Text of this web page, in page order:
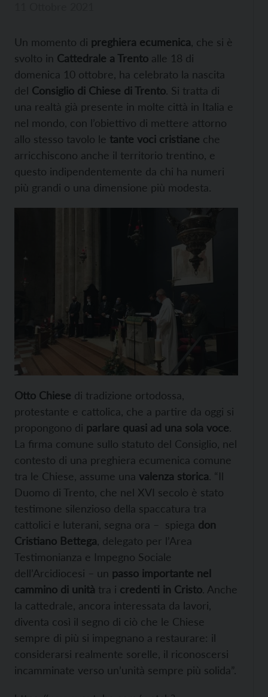
Un momento di preghiera ecumenica , che si è
svolto in Cattedrale a Trento alle 18 di
domenica 10 ottobre, ha celebrato la nascita
del Consiglio di Chiese di Trento. Si tratta di
una realtà già presente in molte città in Italia e
nel mondo, con l’obiettivo di mettere attorno
allo stesso tavolo le tante voci cristiane che
arricchiscono anche il territorio trentino, e
questo indipendentemente da chi ha numeri
più grandi o una dimensione più modesta.
Otto Chiese di tradizione ortodossa,
protestante e cattolica, che a partire da oggi si
propongono di parlare quasi ad una sola voce.
La firma comune sullo statuto del Consiglio, nel
contesto di una preghiera ecumenica comune
tra le Chiese, assume una valenza storica. “Il
Duomo di Trento, che nel XVI secolo è stato
testimone silenzioso della spaccatura tra
cattolici e luterani, segna ora – spiega don
Cristiano Bettega , delegato per l’Area
Testimonianza e Impegno Sociale
dell’Arcidiocesi – un passo importante nel
cammino di unità tra i credenti in Cristo. Anche
la cattedrale, ancora interessata da lavori,
diventa così il segno di ciò che le Chiese
sempre di più si impegnano a restaurare: il
considerarsi realmente sorelle, il riconoscersi
incamminate verso un’unità sempre più solida”.